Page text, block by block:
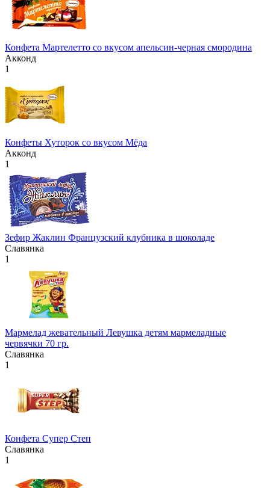
Конфета Мартелетто со вкусом апельсин-черная смородина
Акконд
1
Конфеты Хуторок со вкусом Мёда
Акконд
1
Зефир Жаклин Французский клубника в шоколаде
Славянка
1
Мармелад жевательный Левушка детям мармеладные
червячки 70 гр.
Славянка
1
Конфета Супер Степ
Славянка
1